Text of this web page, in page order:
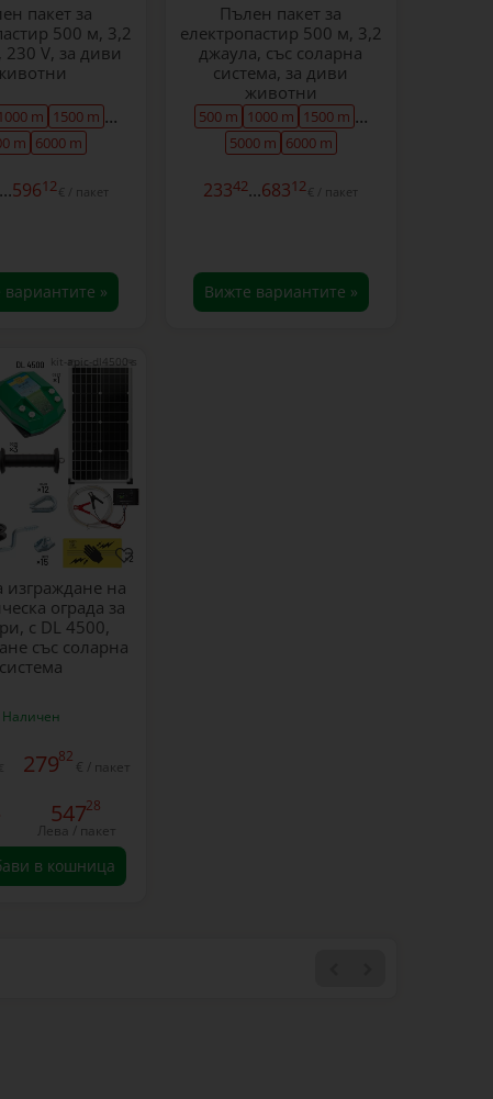
пакет за
500 м, 3,2
230 V, за диви
m 1500 m ...
m 6000 m
59612 € / пакет
»
Пълен пакет за
електропастир 500 м, 3,2
джаула, със соларна
система, за диви
животни
500 m 1000 m 1500 m ...
5000 m 6000 m
23342...68312 € / пакет
Вижте вариантите »
kit-apic-dl4500-s
изграждане на
ограда за
с DL 4500,
със соларна
система
Наличен
27982
€ / пакет
54728
Лева / пакет
в кошница